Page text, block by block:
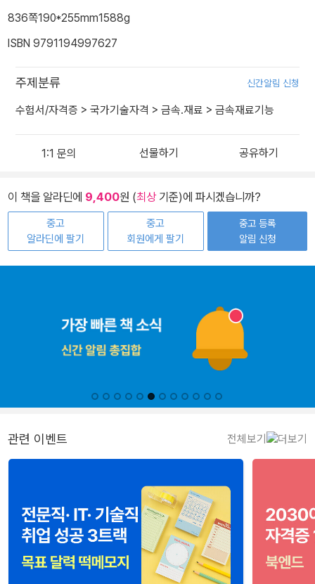
836쪽190*255mm1588g
ISBN 9791194997627
주제분류 신간알림 신청
수험서/자격증 > 국가기술자격 > 금속.재료 > 금속재료기능
선물하기 공유하기
이 책을 알라딘에 9,400원 (최상기준)에 파시겠습니까?
중고
알라딘에 팔기
중고
회원에게 팔기
중고 등록
알림 신청
관련 이벤트 전체보기